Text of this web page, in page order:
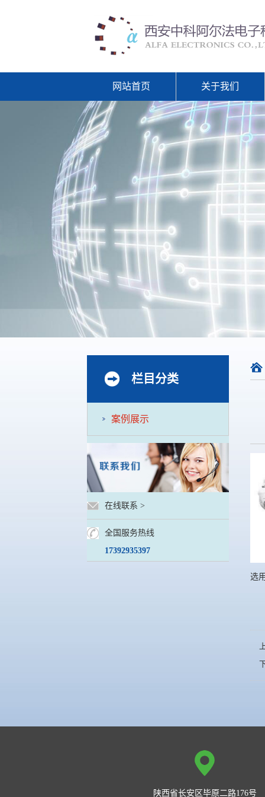
网站首页 关于我们
栏目分类
案例展示
在线联系 >
全国服务热线
17392935397
选
陕西省长安区毕原二路176号